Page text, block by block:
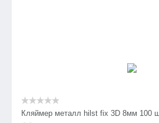
Кляймер металл hilst fix 3D 8мм 100